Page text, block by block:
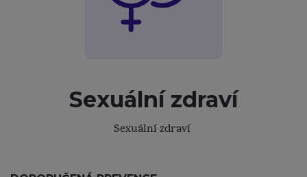
Sexuální zdraví
Sexuální zdraví